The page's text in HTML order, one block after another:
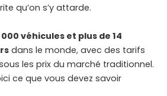
qu’on s’y attarde.
000 véhicules et plus de 14
dans le monde, avec des tarifs
les prix du marché traditionnel.
ce que vous devez savoir